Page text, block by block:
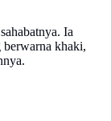
Ia
berwarna khaki,